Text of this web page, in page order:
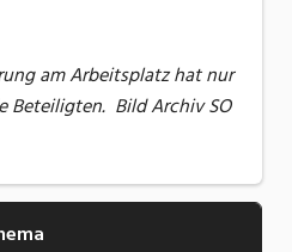
am Arbeitsplatz hat nur
Beteiligten. Bild Archiv SO